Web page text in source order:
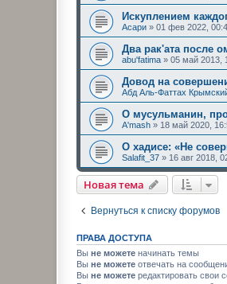
Искуплением
Асари » 01 фев 2022,
Два рак'ата после
abu'fatima » 05 май 2013,
Довод на
Абд Аль-Фаттах
О мусульманин,
A'mash » 18 май 2020,
О хадисе: «Не
Salafit_37 » 16 авг 2018,
Новая тема
Вернуться к списку форумов
ПРАВА ДОСТУПА
Вы не можете начинать темы
Вы не можете отвечать на
Вы не можете редактировать свои